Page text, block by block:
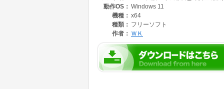
見てわかる「SVG図解」: 数学のグラフ、地
耳から学ぶ「VOICEVOX」: 解説を自動で読
▼ 圧倒的低コスト!「初回のみ」の料金システム
授業の自動生成にGoogle Gemini APIを利用し
動作OS： Windows 11
機種： x64
種類： フリーソフト
作者： ＷＫ